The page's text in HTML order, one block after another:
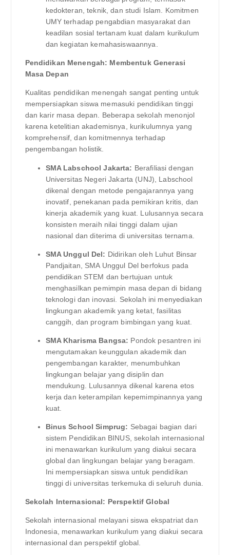
kedokteran, teknik, dan studi Islam. Komitmen
UMY terhadap pengabdian masyarakat dan
keadilan sosial tertanam kuat dalam kurikulum
dan kegiatan kemahasiswaannya.
Pendidikan Menengah: Membentuk Generasi
Masa Depan
Kualitas pendidikan menengah sangat penting untuk
mempersiapkan siswa memasuki pendidikan tinggi
dan karir masa depan. Beberapa sekolah menonjol
karena ketelitian akademisnya, kurikulumnya yang
komprehensif, dan komitmennya terhadap
pengembangan holistik.
SMA Labschool Jakarta: Berafiliasi dengan
Universitas Negeri Jakarta (UNJ), Labschool
dikenal dengan metode pengajarannya yang
inovatif, penekanan pada pemikiran kritis, dan
kinerja akademik yang kuat. Lulusannya secara
konsisten meraih nilai tinggi dalam ujian
nasional dan diterima di universitas ternama.
SMA Unggul Del: Didirikan oleh Luhut Binsar
Pandjaitan, SMA Unggul Del berfokus pada
pendidikan STEM dan bertujuan untuk
menghasilkan pemimpin masa depan di bidang
teknologi dan inovasi. Sekolah ini menyediakan
lingkungan akademik yang ketat, fasilitas
canggih, dan program bimbingan yang kuat.
SMA Kharisma Bangsa: Pondok pesantren ini
mengutamakan keunggulan akademik dan
pengembangan karakter, menumbuhkan
lingkungan belajar yang disiplin dan
mendukung. Lulusannya dikenal karena etos
kerja dan keterampilan kepemimpinannya yang
kuat.
Binus School Simprug: Sebagai bagian dari
sistem Pendidikan BINUS, sekolah internasional
ini menawarkan kurikulum yang diakui secara
global dan lingkungan belajar yang beragam.
Ini mempersiapkan siswa untuk pendidikan
tinggi di universitas terkemuka di seluruh dunia.
Sekolah Internasional: Perspektif Global
Sekolah internasional melayani siswa ekspatriat dan
Indonesia, menawarkan kurikulum yang diakui secara
internasional dan perspektif global.